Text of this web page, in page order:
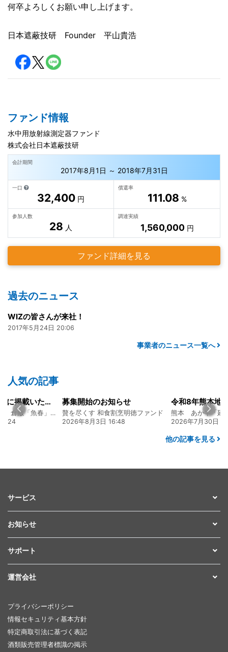
何卒よろしくお願い申し上げます。
日本遮蔽技研 Founder 平山貴浩
ファンド情報
水中用放射線測定器ファンド
株式会社日本遮蔽技研
会計期間
2017年8月1日 ～ 2018年7月31日
一口
32,400 円
償還率
111.08 %
参加人数
28 人
調達実績
1,560,000円
ファンド詳細を見る
過去のニュース
WIZの皆さんが来社！
2017年5月24日 20:06
事業者のニュース一覧へ
人気の記事
山陽新聞の一面に掲載いただきました！
創業128年の魚屋 倉敷「魚春」ファンド
募集開始のお知らせ
贅を尽くす 和食割烹明徳ファンド
2026年8月3日 16:48
2026年7月30日
他の記事を見る
サービス
お知らせ
サポート
運営会社
プライバシーポリシー
情報セキュリティ基本方針
特定商取引法に基づく表記
酒類販売管理者標識の掲示